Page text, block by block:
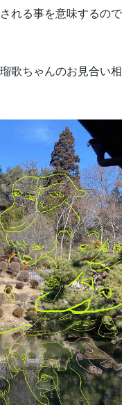
れる事を意味するので
歌ちゃんのお見合い相